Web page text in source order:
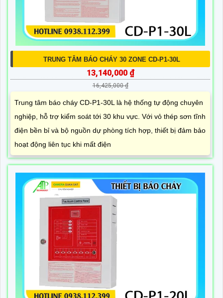
TRUNG TÂM BÁO CHÁY 30 ZONE CD-P1-30L
13,140,000 ₫
16,425,000 ₫
Trung tâm báo cháy CD-P1-30L là hệ thống tự động chuyên
nghiệp, hỗ trợ kiểm soát tới 30 khu vực. Với vỏ thép sơn tĩnh
điện bền bỉ và bộ nguồn dự phòng tích hợp, thiết bị đảm bảo
hoạt động liên tục khi mất điện